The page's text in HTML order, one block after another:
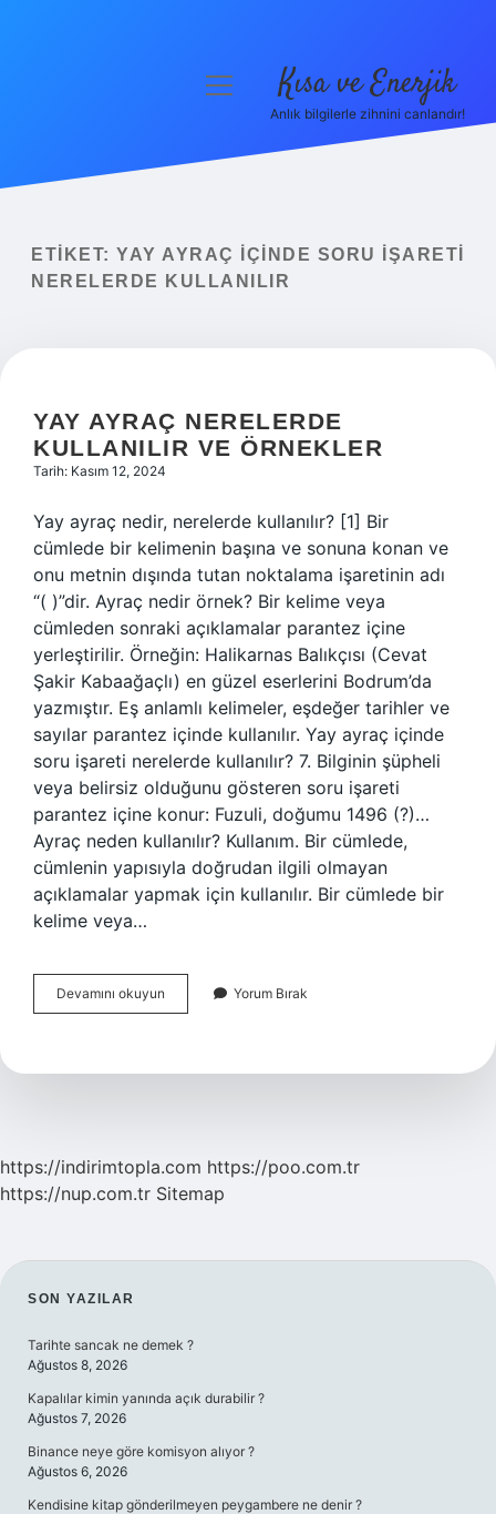
Yasal Uyarı
menüyü
Kısa ve Enerjik
Anlık bilgilerle zihnini canlandır!
ETIKET: YAY AYRAÇ IÇINDE SORU IŞARETI
NERELERDE KULLANILIR
YAY AYRAÇ NERELERDE
KULLANILIR VE ÖRNEKLER
Tarih: Kasım 12, 2024
Yay ayraç nedir, nerelerde kullanılır? [1] Bir
cümlede bir kelimenin başına ve sonuna konan ve
onu metnin dışında tutan noktalama işaretinin adı
“( )”dir. Ayraç nedir örnek? Bir kelime veya
cümleden sonraki açıklamalar parantez içine
yerleştirilir. Örneğin: Halikarnas Balıkçısı (Cevat
Şakir Kabaağaçlı) en güzel eserlerini Bodrum’da
yazmıştır. Eş anlamlı kelimeler, eşdeğer tarihler ve
sayılar parantez içinde kullanılır. Yay ayraç içinde
soru işareti nerelerde kullanılır? 7. Bilginin şüpheli
veya belirsiz olduğunu gösteren soru işareti
parantez içine konur: Fuzuli, doğumu 1496 (?)…
Ayraç neden kullanılır? Kullanım. Bir cümlede,
cümlenin yapısıyla doğrudan ilgili olmayan
açıklamalar yapmak için kullanılır. Bir cümlede bir
kelime veya…
Devamını okuyun
Ayraç
Ve
Yorum Bırak
https://indirimtopla.com https://poo.com.tr
https://nup.com.tr Sitemap
SIDEBAR
SON YAZILAR
Tarihte sancak ne demek ?
Ağustos 8, 2026
Kapalılar kimin yanında açık durabilir ?
Ağustos 7, 2026
Binance neye göre komisyon alıyor ?
Ağustos 6, 2026
Kendisine kitap gönderilmeyen peygambere ne denir ?